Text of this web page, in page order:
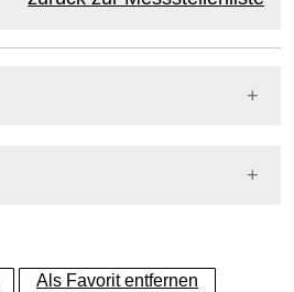
Als Favorit entfernen